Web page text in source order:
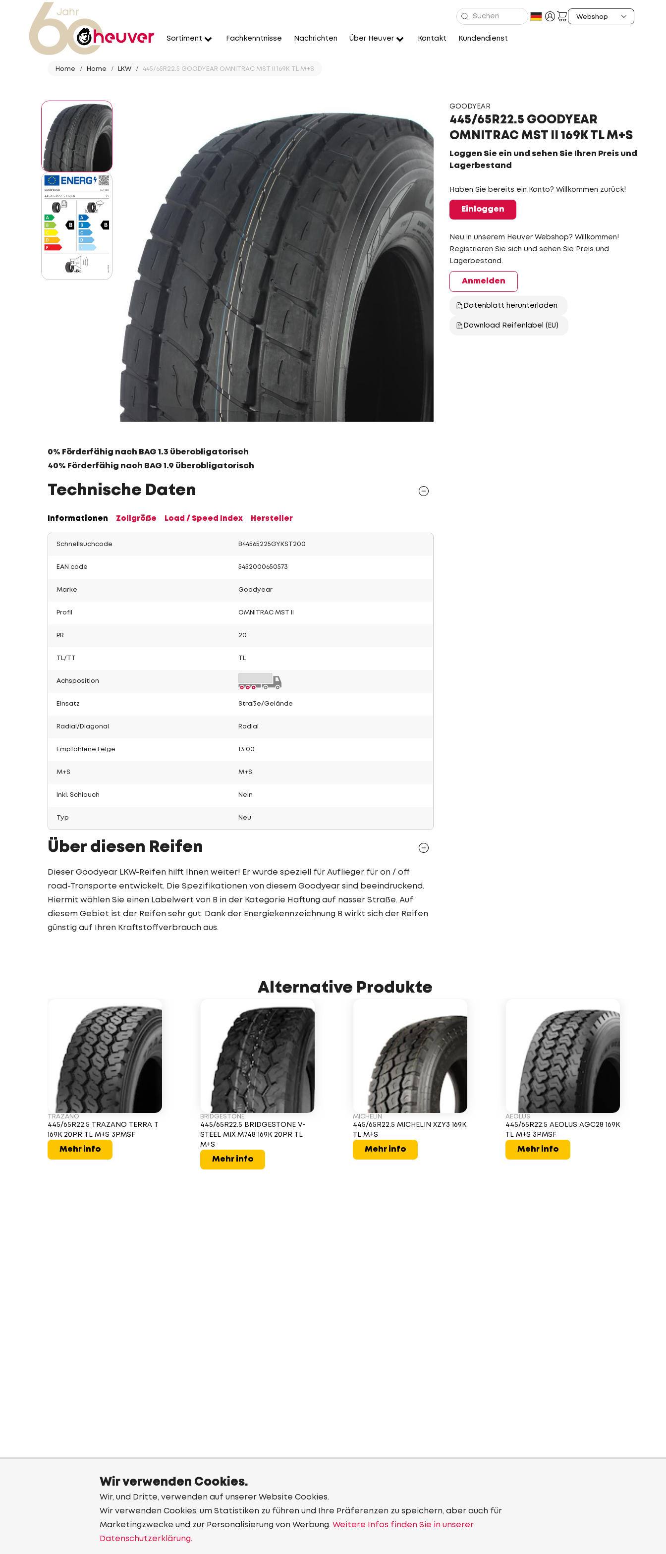
Sortiment Fachkenntnisse Nachrichten Über Heuver Kontakt Kundendienst
Home Home LKW 445/65R22.5 GOODYEAR OMNITRAC MST II 169K TL M+S
GOODYEAR
445/65R22.5 GOODYEAR
OMNITRAC MST II 169K TL M+S
Loggen Sie ein und sehen Sie Ihren Preis und
Lagerbestand
Haben Sie bereits ein Konto? Willkommen zurück!
Einloggen
Neu in unserem Heuver Webshop? Willkommen!
Registrieren Sie sich und sehen Sie Preis und
Lagerbestand.
Anmelden
Datenblatt herunterladen
Download Reifenlabel (EU)
0% Förderfähig nach BAG 1.3 überobligatorisch
40% Förderfähig nach BAG 1.9 überobligatorisch
Technische Daten
Informationen Zollgröße Load / Speed Index Hersteller
Schnellsuchcode B44565225GYKST200
EAN code 5452000650573
Marke Goodyear
Profil OMNITRAC MST II
PR 20
TL/TT
Achsposition
Einsatz Straße/Gelände
Radial/Diagonal Radial
Empfohlene Felge 13.00
M+S M+S
Inkl. Schlauch Nein
Typ Neu
Über diesen Reifen
Dieser Goodyear LKW-Reifen hilft Ihnen weiter! Er wurde speziell für Auflieger für on / off
road-Transporte entwickelt. Die Spezifikationen von diesem Goodyear sind beeindruckend.
Hiermit wählen Sie einen Labelwert von B in der Kategorie Haftung auf nasser Straße. Auf
diesem Gebiet ist der Reifen sehr gut. Dank der Energiekennzeichnung B wirkt sich der Reifen
günstig auf Ihren Kraftstoffverbrauch aus.
Alternative Produkte
TRAZANO
445/65R22.5 TRAZANO TERRA T
169K 20PR TL M+S 3PMSF
Mehr info
BRIDGESTONE
445/65R22.5 BRIDGESTONE V-
STEEL MIX M748 169K 20PR TL
M+S
Mehr info
MICHELIN
445/65R22.5 MICHELIN XZY3 169K
TL M+S
Mehr info
AEOLUS
445/65R22.5 AEOLUS AGC28 169K
TL M+S 3PMSF
Mehr info
Wir verwenden Cookies.
Wir, und Dritte, verwenden auf unserer Website Cookies.
Wir verwenden Cookies, um Statistiken zu führen und Ihre Präferenzen zu speichern, aber auch für
Marketingzwecke und zur Personalisierung von Werbung. Weitere Infos finden Sie in unserer
Datenschutzerklärung.